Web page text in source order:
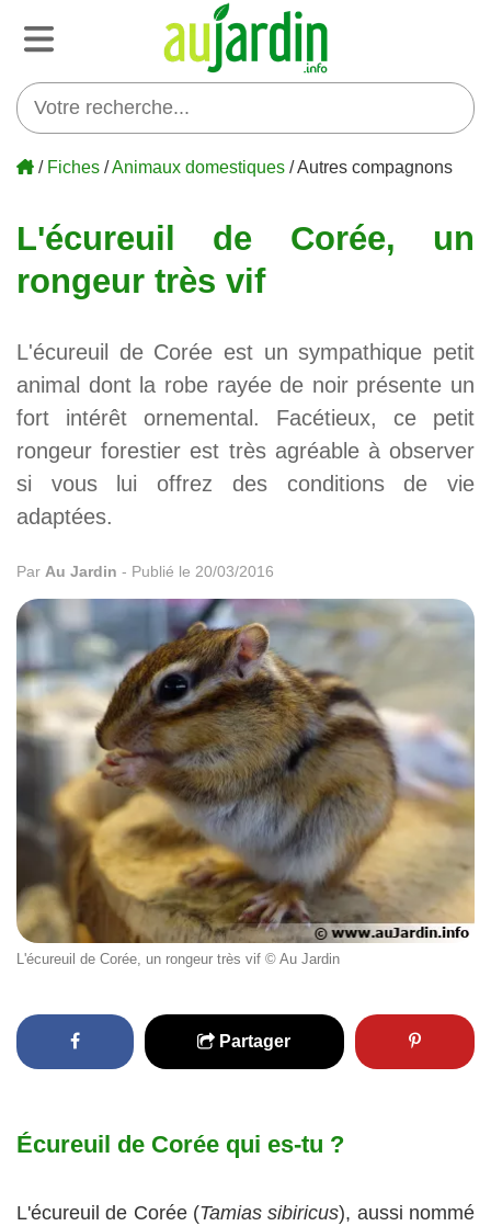
/ Fiches /Animaux domestiques / Autres compagnons
L'écureuil de Corée, un
rongeur très vif
L'écureuil de Corée est un sympathique petit
animal dont la robe rayée de noir présente un
fort intérêt ornemental. Facétieux, ce petit
rongeur forestier est très agréable à observer
si vous lui offrez des conditions de vie
adaptées.
Par Au Jardin - Publié le 20/03/2016
L'écureuil de Corée, un rongeur très vif © Au Jardin
Partager
Écureuil de Corée qui es-tu ?
L'écureuil de Corée (Tamias sibiricus), aussi nommé